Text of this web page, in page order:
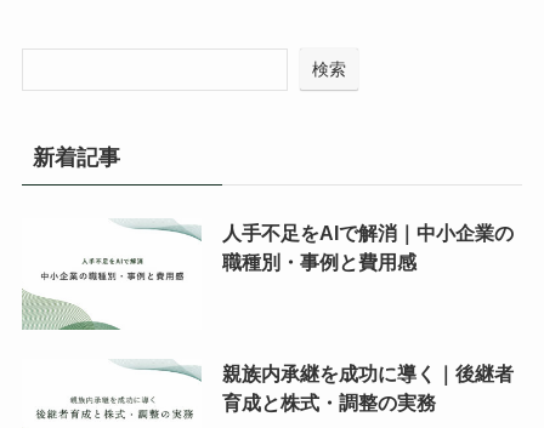
検索
新着記事
人手不足をAIで解消｜中小企業の
職種別・事例と費用感
親族内承継を成功に導く｜後継者
育成と株式・調整の実務